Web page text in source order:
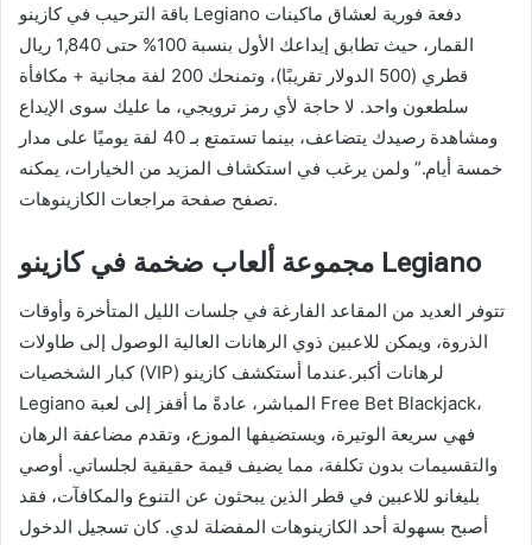
باقة الترحيب في كازينو Legiano دفعة فورية لعشاق ماكينات
القمار، حيث تطابق إيداعك الأول بنسبة 100% حتى 1,840 ريال
قطري (500 الدولار تقريبًا)، وتمنحك 200 لفة مجانية + مكافأة
سلطعون واحد. لا حاجة لأي رمز ترويجي، ما عليك سوى الإيداع
ومشاهدة رصيدك يتضاعف، بينما تستمتع بـ 40 لفة يوميًا على مدار
خمسة أيام.” ولمن يرغب في استكشاف المزيد من الخيارات، يمكنه
تصفح صفحة مراجعات الكازينوهات.
مجموعة ألعاب ضخمة في كازينو Legiano
تتوفر العديد من المقاعد الفارغة في جلسات الليل المتأخرة وأوقات
الذروة، ويمكن للاعبين ذوي الرهانات العالية الوصول إلى طاولات
كبار الشخصيات (VIP) لرهانات أكبر.عندما أستكشف كازينو
Legiano المباشر، عادةً ما أقفز إلى لعبة Free Bet Blackjack،
فهي سريعة الوتيرة، ويستضيفها الموزع، وتقدم مضاعفة الرهان
والتقسيمات بدون تكلفة، مما يضيف قيمة حقيقية لجلساتي. أوصي
بليغانو للاعبين في قطر الذين يبحثون عن التنوع والمكافآت، فقد
أصبح بسهولة أحد الكازينوهات المفضلة لدي. كان تسجيل الدخول